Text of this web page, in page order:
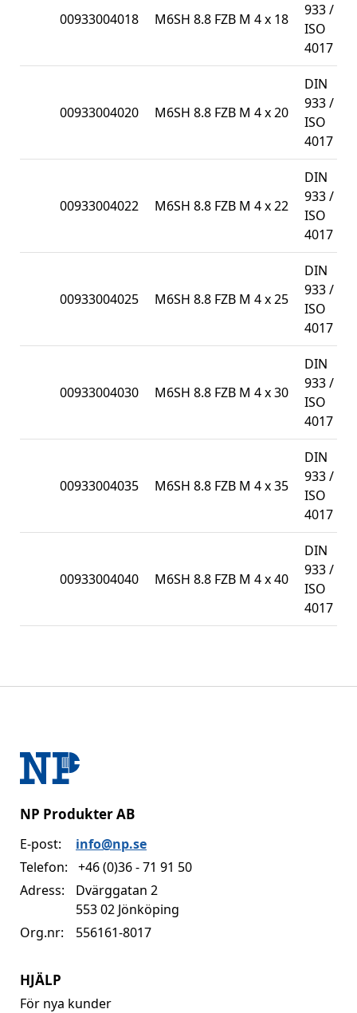
00933004018 M6SH 8.8 FZB M 4 x 18
933 /
ISO
4017
00933004020 M6SH 8.8 FZB M 4 x 20
DIN
933 /
ISO
4017
00933004022 M6SH 8.8 FZB M 4 x 22
DIN
933 /
ISO
4017
00933004025 M6SH 8.8 FZB M 4 x 25
DIN
933 /
ISO
4017
00933004030 M6SH 8.8 FZB M 4 x 30
DIN
933 /
ISO
4017
00933004035 M6SH 8.8 FZB M 4 x 35
DIN
933 /
ISO
4017
00933004040 M6SH 8.8 FZB M 4 x 40
DIN
933 /
ISO
4017
NP Produkter AB
E-post:
info@np.se
Telefon:
+46 (0)36 - 71 91 50
Adress:
Dvärggatan 2
553 02 Jönköping
Org.nr:
556161-8017
HJÄLP
För nya kunder